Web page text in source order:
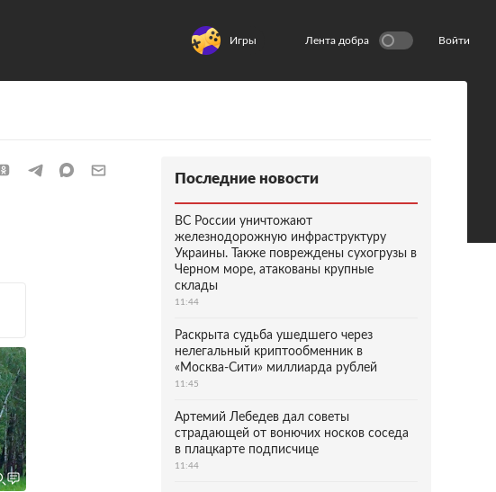
Игры Лента добра Войти
Последние новости
ВС России уничтожают
железнодорожную инфраструктуру
Украины. Также повреждены сухогрузы в
Черном море, атакованы крупные
склады
11:44
Раскрыта судьба ушедшего через
нелегальный криптообменник в
«Москва-Сити» миллиарда рублей
11:45
Артемий Лебедев дал советы
страдающей от вонючих носков соседа
в плацкарте подписчице
11:44